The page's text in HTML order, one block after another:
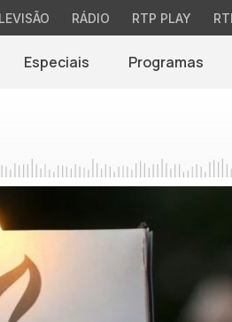
RÁDIO RTP PLAY
Especiais Programas